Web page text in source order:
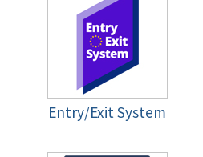
Entry/Exit System